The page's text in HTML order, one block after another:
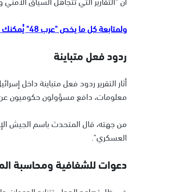
ولمتابعة كل ما يخص "عرب 48" يُمكنك متابعة قناتنا الإخبارية على تلجرام
ردود فعل متباينة
أثار التقرير ردود فعل متباينة
معلومات، دافع مسؤولون حكوميون عن
من جهته، قال المتحدث باسم الجيش
العسكري".
دعوات للشفافية ومحاسبة